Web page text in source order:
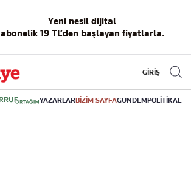
Yeni nesil dijital
abonelik 19 TL’den başlayan fiyatlarla.
GİRİŞ
YAZARLARBİZİM SAYFAGÜNDEMPOLİTİKA